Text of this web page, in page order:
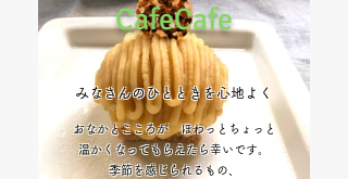
CafeCafe
みなさんのひとときを心地よく
おなかとこころが ほわっとちょっと​
温かくなってもらえたら幸いです。​​
季節を感じられるもの、​